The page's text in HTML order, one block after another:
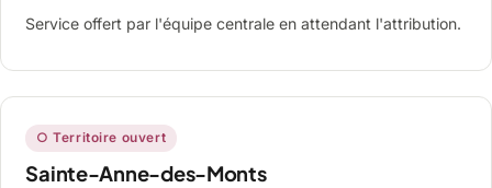
Service offert par l'équipe centrale en attendant l'attribution.
○ Territoire ouvert
Sainte-Anne-des-Monts